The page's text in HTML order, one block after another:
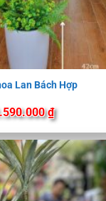
Lan Bách Hợp
₫